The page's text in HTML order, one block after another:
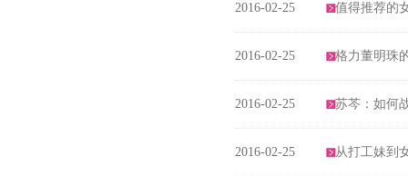
2016-02-25 值得推荐的
2016-02-25 格力董明珠
2016-02-25 苏芩：如何
2016-02-25 从打工妹到